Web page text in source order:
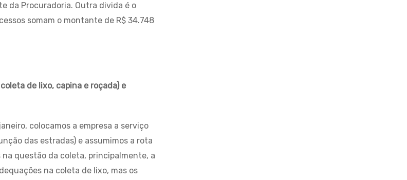
da Procuradoria. Outra divida é o
somam o montante de R$ 34.748
de lixo, capina e roçada) e
colocamos a empresa a serviço
das estradas) e assumimos a rota
questão da coleta, principalmente, a
na coleta de lixo, mas os